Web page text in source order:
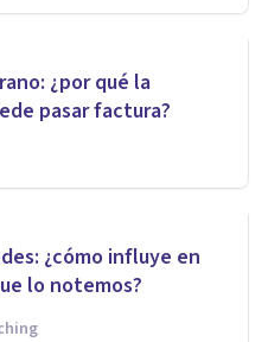
¿por qué la
pasar factura?
¿cómo influye en
lo notemos?